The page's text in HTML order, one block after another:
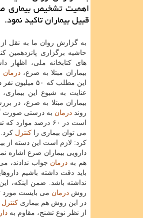
اهمیت تشخیص بیماری
قبیل بیماران تاكید نمود.
به گزارش روان ما به نقل از
حاشیه برگزاری
های كتابخانه ملی، اظهار
بیماران مبتلا به صرع،درمان
این مطلب كه ۵۰
عنایت به شیوع این
بیماران مبتلا به صرع، در
رونددرمان به درستی صورت
است در ۶۰ درصد موارد كه تشخیص صرع درست صورت گیرد، با
می توان بیماری راكنترل
كرد: لازم است این دسته از بیماران
دارویی بیماران صرع اشاره
هم به درمان جواب ندادند،
باید دقت داشته باشیم
نداشته باشد. ضمن اینكه،
روشدرمان می بایست مورد
در این روش هم بیماری كنترل
از نظر نوع تشنج، مقاوم به